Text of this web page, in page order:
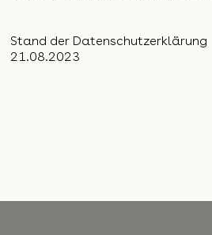
Stand der Datenschutzerklärung
21.08.2023